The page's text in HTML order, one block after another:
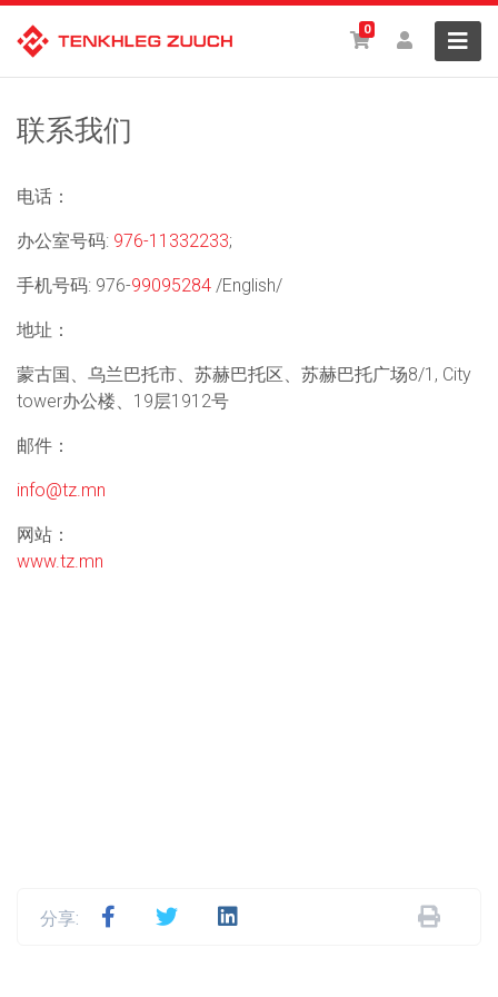
0
联系我们
电话：
办公室号码: 976-11332233;
手机号码: 976-99095284 /English/
地址：
蒙古国、乌兰巴托市、苏赫巴托区、苏赫巴托广场8/1, City
tower办公楼、19层1912号
邮件：
info@tz.mn
网站：
www.tz.mn
分享: